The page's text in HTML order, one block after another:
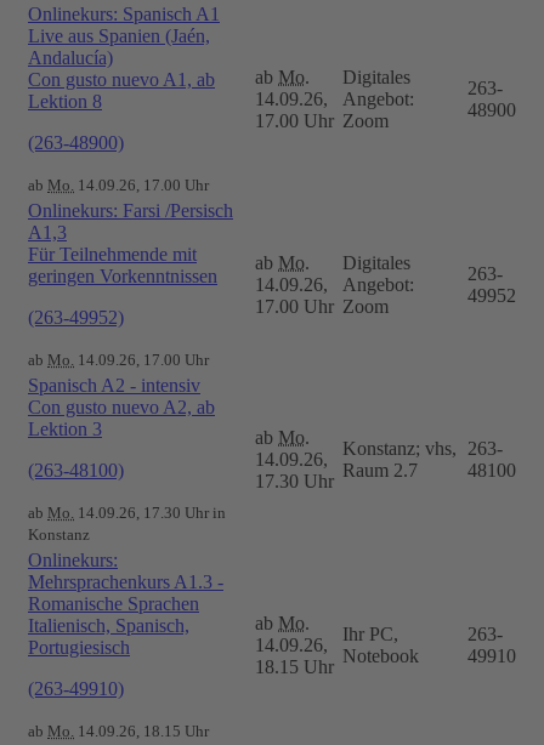
Onlinekurs: Spanisch A1
Live aus Spanien (Jaén,
Andalucía)
Con gusto nuevo A1, ab
Lektion 8
(263-48900)
ab Mo. 14.09.26, 17.00 Uhr
ab Mo.
14.09.26,
17.00 Uhr
Digitales
Angebot:
Zoom
263-
48900
Onlinekurs: Farsi /Persisch
A1,3
Für Teilnehmende mit
geringen Vorkenntnissen
(263-49952)
ab Mo. 14.09.26, 17.00 Uhr
ab Mo.
14.09.26,
17.00 Uhr
Digitales
Angebot:
Zoom
263-
49952
Spanisch A2 - intensiv
Con gusto nuevo A2, ab
Lektion 3
(263-48100)
ab Mo. 14.09.26, 17.30 Uhr in
Konstanz
ab Mo.
14.09.26,
17.30 Uhr
Konstanz; vhs,
Raum 2.7
263-
48100
Onlinekurs:
Mehrsprachenkurs A1.3 -
Romanische Sprachen
Italienisch, Spanisch,
Portugiesisch
(263-49910)
ab Mo. 14.09.26, 18.15 Uhr
ab Mo.
14.09.26,
18.15 Uhr
Ihr PC,
Notebook
263-
49910